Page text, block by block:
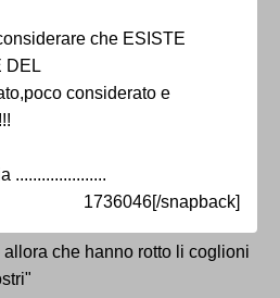
che ESISTE
DEL
considerato e
.....................
1736046[/snapback]
che hanno rotto li coglioni